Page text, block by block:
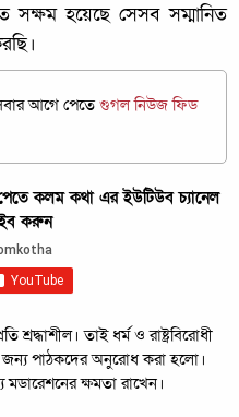
সক্ষম হয়েছে সেসব সম্মানিত
আগে পেতেগুগল নিউজ ফিড
কলম কথা এর ইউটিউব চ্যানেল
করুন
তাই ধর্ম ও রাষ্ট্রবিরোধী
পাঠকদের অনুরোধ করা হলো।
ক্ষমতা রাখেন।